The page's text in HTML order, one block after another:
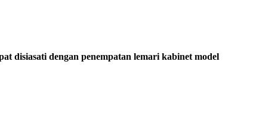
disiasati dengan penempatan lemari kabinet model